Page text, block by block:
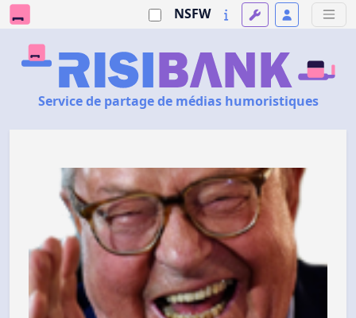
NSFW
Service de partage de médias humoristiques